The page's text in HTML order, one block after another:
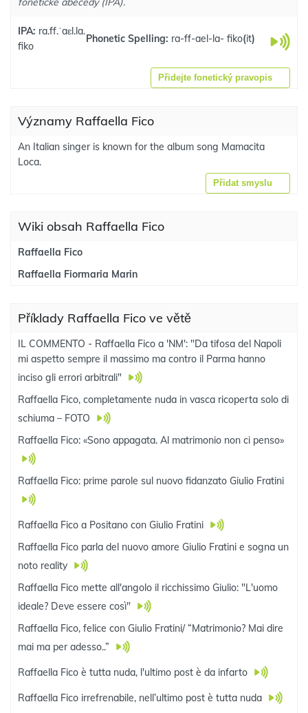
IPA: ra.ff.ˈaɛl.la.
fiko
Phonetic Spelling: ra-ff-ael-la- fiko(it)
Přidejte fonetický pravopis
Významy Raffaella Fico
An Italian singer is known for the album song Mamacita
Loca.
Přidat smyslu
Wiki obsah Raffaella Fico
Raffaella Fico
Raffaella Fiormaria Marin
Příklady Raffaella Fico ve větě
IL COMMENTO - Raffaella Fico a 'NM': "Da tifosa del Napoli
mi aspetto sempre il massimo ma contro il Parma hanno
inciso gli errori arbitrali"
Raffaella Fico, completamente nuda in vasca ricoperta solo di
schiuma – FOTO
Raffaella Fico: «Sono appagata. Al matrimonio non ci penso»
Raffaella Fico: prime parole sul nuovo fidanzato Giulio Fratini
Raffaella Fico a Positano con Giulio Fratini
Raffaella Fico parla del nuovo amore Giulio Fratini e sogna un
noto reality
Raffaella Fico mette all'angolo il ricchissimo Giulio: "L'uomo
ideale? Deve essere così"
Raffaella Fico, felice con Giulio Fratini/ “Matrimonio? Mai dire
mai ma per adesso..”
Raffaella Fico è tutta nuda, l'ultimo post è da infarto
Raffaella Fico irrefrenabile, nell’ultimo post è tutta nuda